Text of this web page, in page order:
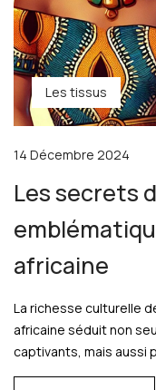
Les tissus
14 Décembre 2024
Les secrets
africaine
La richesse culturelle
africaine séduit non
captivants, mais aussi